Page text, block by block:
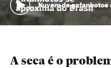
Nuvem de
A seca é o